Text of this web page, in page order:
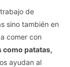
de
sino también en
comer con
patatas,
ayudan al